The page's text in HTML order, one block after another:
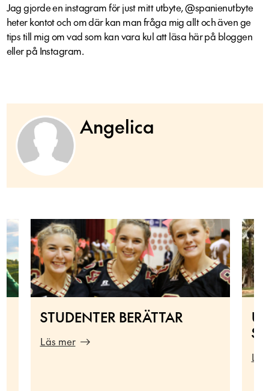
Jag gjorde en instagram för just mitt utbyte, @spanienutbyte
heter kontot och om där kan man fråga mig allt och även ge
tips till mig om vad som kan vara kul att läsa här på bloggen
eller på Instagram.
Angelica
STUDENTER BERÄTTAR
Läs mer